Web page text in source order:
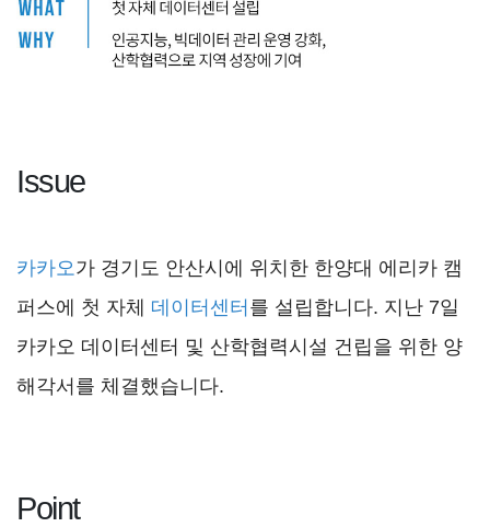
Issue
카카오 가 경기도 안산시에 위치한 한양대 에리카 캠
퍼스에 첫 자체 데이터센터 를 설립합니다. 지난 7일
카카오 데이터센터 및 산학협력시설 건립을 위한 양
해각서를 체결했습니다.
Point